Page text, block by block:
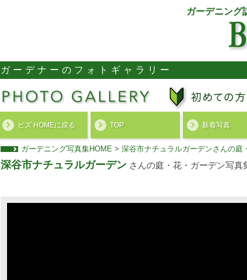
ガーデニング
ガーデナーのフォトギャラリー
ビズ HOMEに戻る TOP 新着写真
ガーデニング写真集HOME > 深谷市ナチュラルガーデンさんの庭
深谷市ナチュラルガーデン さんの庭・花・ガーデン写真